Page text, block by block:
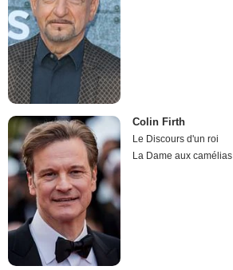
Colin Firth
Le Discours d'un roi
La Dame aux camélias